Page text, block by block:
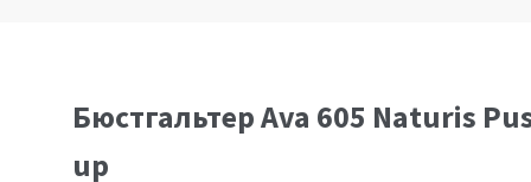
Бюстгальтер Ava 605 Naturis
up